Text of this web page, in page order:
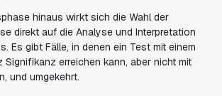
hinaus wirkt sich die Wahl der
direkt auf die Analyse und Interpretation
Es gibt Fälle, in denen ein Test mit einem
Signifikanz erreichen kann, aber nicht mit
und umgekehrt.